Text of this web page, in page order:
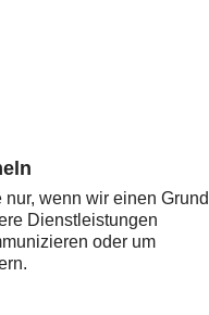
wenn wir einen Grund
Dienstleistungen
oder um